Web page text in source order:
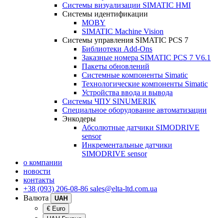
Системы визуализации SIMATIC HMI
Системы идентификации
MOBY
SIMATIC Machine Vision
Системы управления SIMATIC PCS 7
Библиотеки Add-Ons
Заказные номера SIMATIC PCS 7 V6.1
Пакеты обновлений
Системные компоненты Simatic
Технологические компоненты Simatic
Устройства ввода и вывода
Системы ЧПУ SINUMERIK
Специальное оборудование автоматизации
Энкодеры
Абсолютные датчики SIMODRIVE
sensor
Инкрементальные датчики
SIMODRIVE sensor
о компании
новости
контакты
+38 (093) 206-08-86 sales@elta-ltd.com.ua
Валюта
UAH
€ Euro